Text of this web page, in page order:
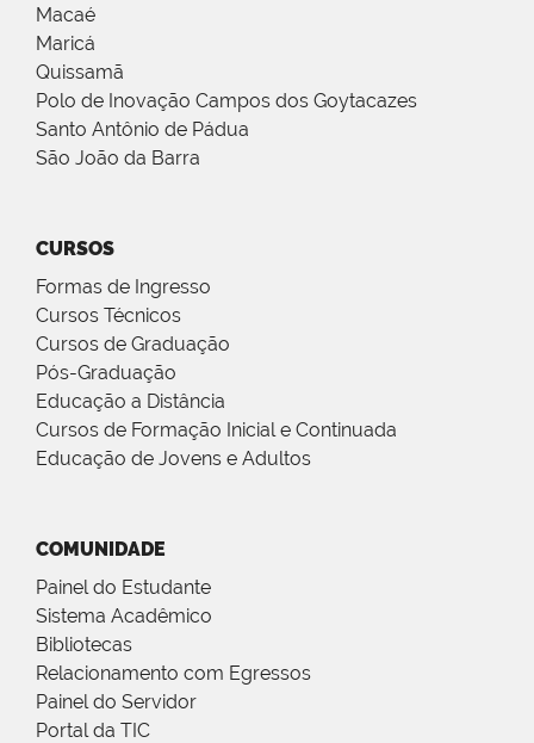
Macaé
Maricá
Quissamã
Polo de Inovação Campos dos Goytacazes
Santo Antônio de Pádua
São João da Barra
CURSOS
Formas de Ingresso
Cursos Técnicos
Cursos de Graduação
Pós-Graduação
Educação a Distância
Cursos de Formação Inicial e Continuada
Educação de Jovens e Adultos
COMUNIDADE
Painel do Estudante
Sistema Acadêmico
Bibliotecas
Relacionamento com Egressos
Painel do Servidor
Portal da TIC